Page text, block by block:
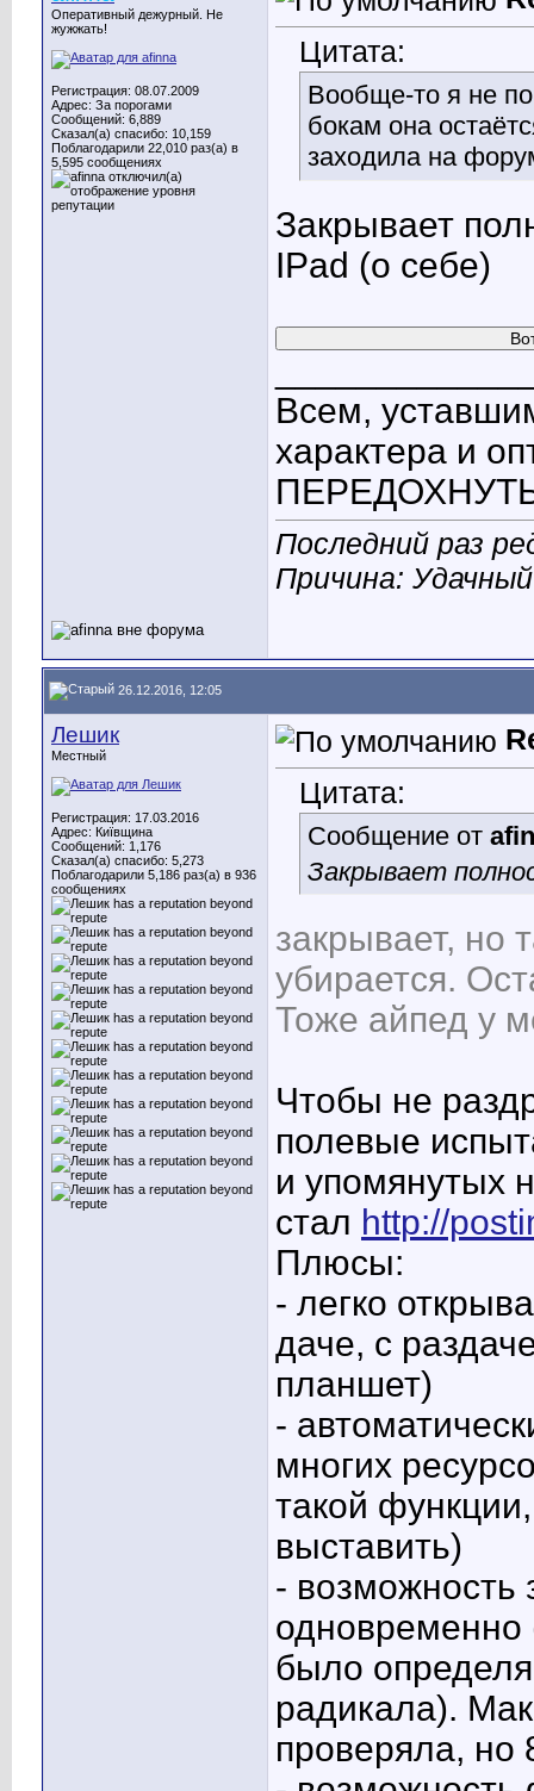
Оперативный дежурный. Не
жужжать!
Регистрация: 08.07.2009
Адрес: За порогами
Сообщений: 6,889
Сказал(а) спасибо: 10,159
Поблагодарили 22,010 раз(а) в
5,595 сообщениях
Цитата:
Вообще-то я не
бокам она
заходила на
Закрывает
IPad (о себе)
Всем,
характера и
Последний раз
Причина:
26.12.2016, 12:05
Лешик
Местный
Регистрация: 17.03.2016
Адрес: Київщина
Сообщений: 1,176
Сказал(а) спасибо: 5,273
Поблагодарили 5,186 раз(а) в 936
сообщениях
Цитата:
Сообщение от
Закрывает
закрывает, но
убирается.
Тоже айпед у
Чтобы не
полевые
и упомянутых
стал http://
Плюсы:
- легко
даче, с
планшет)
-
многих
такой
выставить)
- возможность
одновременно
было
радикала).
проверяла, но